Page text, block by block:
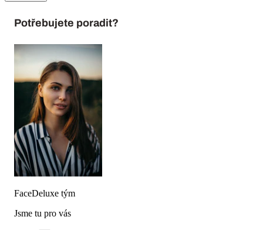
Potřebujete poradit?
FaceDeluxe tým
Jsme tu pro vás